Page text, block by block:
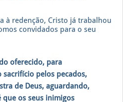
à redenção, Cristo já trabalhou
convidados para o seu
oferecido, para
sacrifício pelos pecados,
de Deus, aguardando,
que os seus inimigos